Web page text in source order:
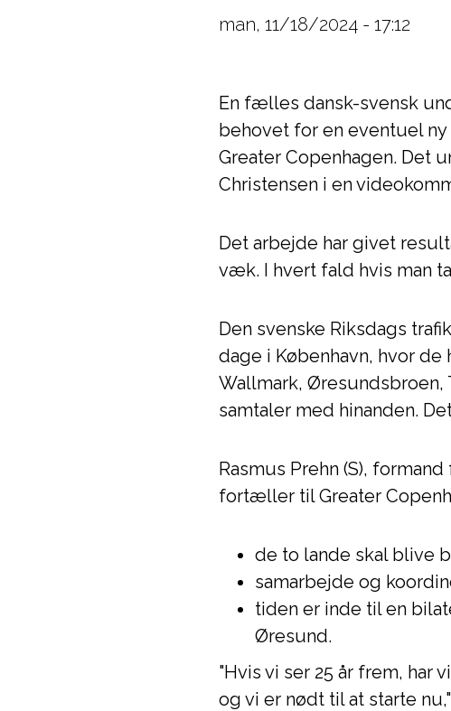
man, 11/18/2024 - 17:12
En fælles dansk-svensk
behovet for en eventuel
Greater Copenhagen. Det
Christensen i en
Det arbejde har givet
væk. I hvert fald hvis man
Den svenske Riksdags
dage i København, hvor de
Wallmark, Øresundsbroen,
samtaler med hinanden.
Rasmus Prehn (S),
fortæller til Greater
de to lande skal blive
samarbejde og
tiden er inde til en
Øresund.
"Hvis vi ser 25 år frem,
og vi er nødt til at starte